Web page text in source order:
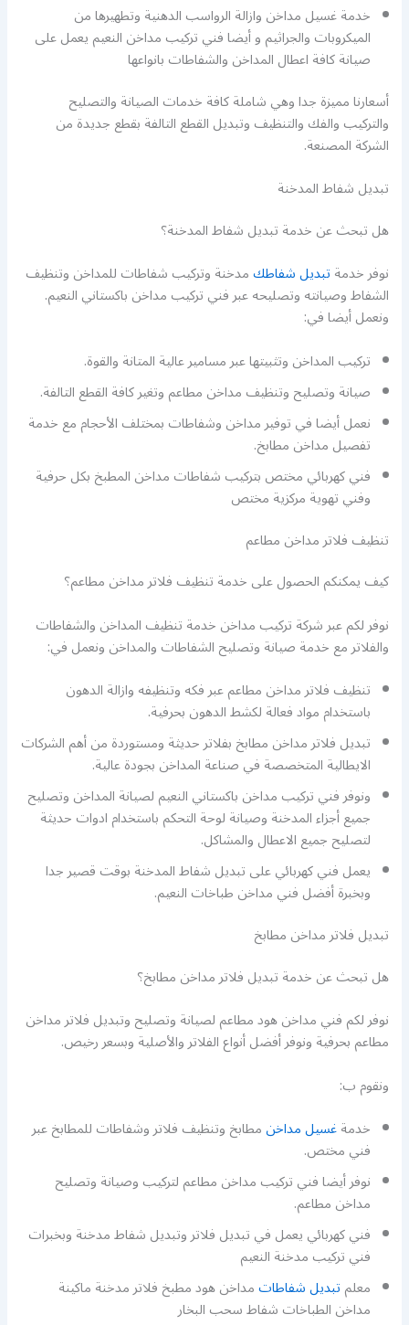
خدمة غسيل مداخن وازالة الرواسب الدهنية وتطهيرها من
الميكروبات والجراثيم و أيضا فني تركيب مداخن النعيم يعمل على
صيانة كافة اعطال المداخن والشفاطات بانواعها
أسعارنا مميزة جدا وهي شاملة كافة خدمات الصيانة والتصليح
والتركيب والفك والتنظيف وتبديل القطع التالفة بقطع جديدة من
الشركة المصنعة.
تبديل شفاط المدخنة
هل تبحث عن خدمة تبديل شفاط المدخنة؟
نوفر خدمةتبديل شفاطكمدخنة وتركيب شفاطات للمداخن وتنظيف
الشفاط وصيانته وتصليحه عبر فني تركيب مداخن باكستاني النعيم.
ونعمل أيضا في:
تركيب المداخن وتثبيتها عبر مسامير عالية المتانة والقوة.
صيانة وتصليح وتنظيف مداخن مطاعم وتغير كافة القطع التالفة.
نعمل أيضا في توفير مداخن وشفاطات بمختلف الأحجام مع خدمة
تفصيل مداخن مطابخ.
فني كهربائي مختص بتركيب شفاطات مداخن المطبخ بكل حرفية
وفني تهوية مركزية مختص
تنظيف فلاتر مداخن مطاعم
كيف يمكنكم الحصول على خدمة تنظيف فلاتر مداخن مطاعم؟
نوفر لكم عبر شركة تركيب مداخن خدمة تنظيف المداخن والشفاطات
والفلاتر مع خدمة صيانة وتصليح الشفاطات والمداخن ونعمل في:
تنظيف فلاتر مداخن مطاعم عبر فكه وتنظيفه وازالة الدهون
باستخدام مواد فعالة لكشط الدهون بحرفية.
تبديل فلاتر مداخن مطابخ بفلاتر حديثة ومستوردة من أهم الشركات
الايطالية المتخصصة في صناعة المداخن بجودة عالية.
ونوفر فني تركيب مداخن باكستاني النعيم لصيانة المداخن وتصليح
جميع أجزاء المدخنة وصيانة لوحة التحكم باستخدام ادوات حديثة
لتصليح جميع الاعطال والمشاكل.
يعمل فني كهربائي على تبديل شفاط المدخنة بوقت قصير جدا
وبخبرة أفضل فني مداخن طباخات النعيم.
تبديل فلاتر مداخن مطابخ
هل تبحث عن خدمة تبديل فلاتر مداخن مطابخ؟
نوفر لكم فني مداخن هود مطاعم لصيانة وتصليح وتبديل فلاتر مداخن
مطاعم بحرفية ونوفر أفضل أنواع الفلاتر والأصلية وبسعر رخيص.
ونقوم ب:
خدمةغسيل مداخنمطابخ وتنظيف فلاتر وشفاطات للمطابخ عبر
فني مختص.
نوفر أيضا فني تركيب مداخن مطاعم لتركيب وصيانة وتصليح
مداخن مطاعم.
فني كهربائي يعمل في تبديل فلاتر وتبديل شفاط مدخنة وبخبرات
فني تركيب مدخنة النعيم
معلمتبديل شفاطاتمداخن هود مطبخ فلاتر مدخنة ماكينة
مداخن الطباخات شفاط سحب البخار